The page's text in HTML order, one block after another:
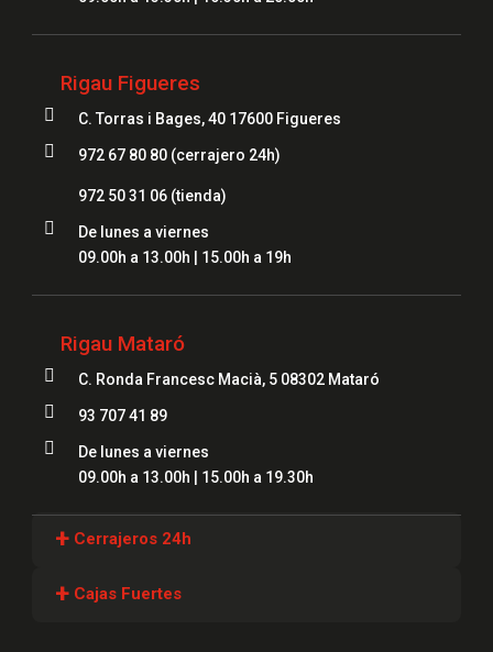
Rigau Figueres
 C. Torras i Bages, 40 17600 Figueres
 972 67 80 80 (cerrajero 24h)
972 50 31 06(tienda)

De lunes a viernes
09.00h a 13.00h | 15.00h a 19h
Rigau Mataró
 C. Ronda Francesc Macià, 5 08302 Mataró
 93 707 41 89

De lunes a viernes
09.00h a 13.00h | 15.00h a 19.30h
+ Cerrajeros 24h
Cerrajeros Girona
+ Cajas Fuertes